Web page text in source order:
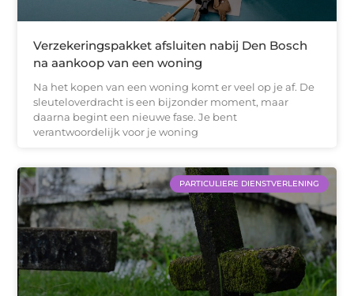
Verzekeringspakket afsluiten nabij Den Bosch
na aankoop van een woning
Na het kopen van een woning komt er veel op je af. De
sleuteloverdracht is een bijzonder moment, maar
daarna begint een nieuwe fase. Je bent
verantwoordelijk voor je woning
PARTICULIERE DIENSTVERLENING